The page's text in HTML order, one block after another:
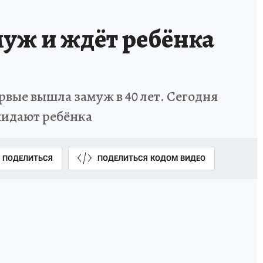
и ждёт ребёнка
вышла замуж в 40 лет. Сегодня
ребёнка
ПОДЕЛИТЬСЯ ПОДЕЛИТЬСЯ КОДОМ ВИДЕО